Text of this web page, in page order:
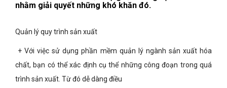
nhằm giải quyết những khó khăn đó.
Quản lý quy trình sản xuất
+ Với việc sử dụng phần mềm quản lý ngành sản xuất hóa
chất, bạn có thể xác định cụ thể những công đoạn trong quá
trình sản xuất. Từ đó dễ dàng điều